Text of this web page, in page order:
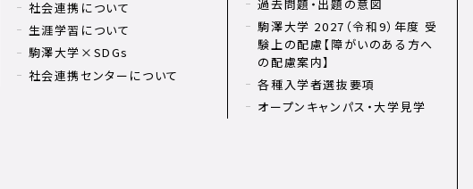
社会連携について
生涯学習について
駒澤大学×SDGs
社会連携センターについて
過去問題・出題の意図
駒澤大学 2027（令和9）年度 受
験上の配慮【障がいのある方へ
の配慮案内】
各種入学者選抜要項
オープンキャンパス・大学見学